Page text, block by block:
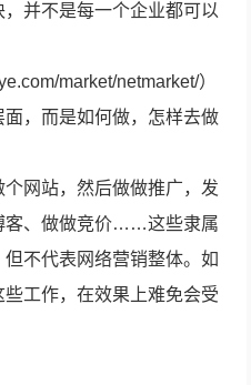
并不是每一个企业都可以
market/netmarket/）
，而是如何做，怎样去做
网站，然后做做推广，发
客、做做竞价……这些隶属
不代表网络营销整体。如
工作，在效果上难免会受